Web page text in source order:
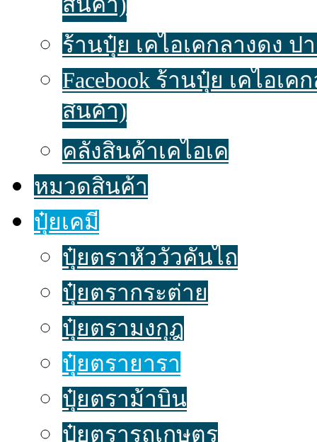
สินค้า)
ร้านปุ๋ย เคไอเคกลางดง
Facebook ร้านปุ๋ย เคไอเ
สินค้า)
คลังสินค้าเคไอเค
หมวดสินค้า
ปุ๋ยเคมี
ปุ๋ยตราหัววัวคันไถ
ปุ๋ยตรากระต่าย
ปุ๋ยตรามงกุฎ
ปุ๋ยตรายารา
ปุ๋ยตราม้าบิน
ปุ๋ยตรารถเกษตร